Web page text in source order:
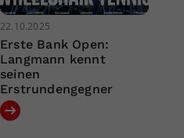
22.10.2025
Erste Bank Open:
Langmann kennt
seinen
Erstrundengegner